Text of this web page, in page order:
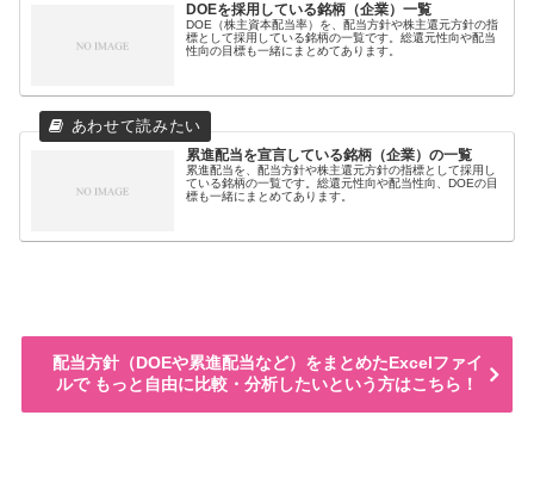
DOEを採用している銘柄（企業）一覧
DOE（株主資本配当率）を、配当方針や株主還元方針の指
標として採用している銘柄の一覧です。総還元性向や配当
性向の目標も一緒にまとめてあります。
累進配当を宣言している銘柄（企業）の一覧
累進配当を、配当方針や株主還元方針の指標として採用し
ている銘柄の一覧です。総還元性向や配当性向、DOEの目
標も一緒にまとめてあります。
配当方針（DOEや累進配当など）をまとめたExcelファイ
ルで もっと自由に比較・分析したいという方はこちら！